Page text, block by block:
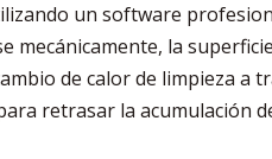
un software
mecánicamente, la
de calor de limpieza a
retrasar la acumulación